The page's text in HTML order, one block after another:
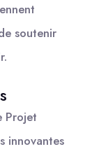
soutenir
Projet
innovantes